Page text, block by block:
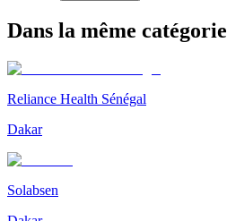
Dans la même catégorie
Reliance Health Sénégal
Dakar
Solabsen